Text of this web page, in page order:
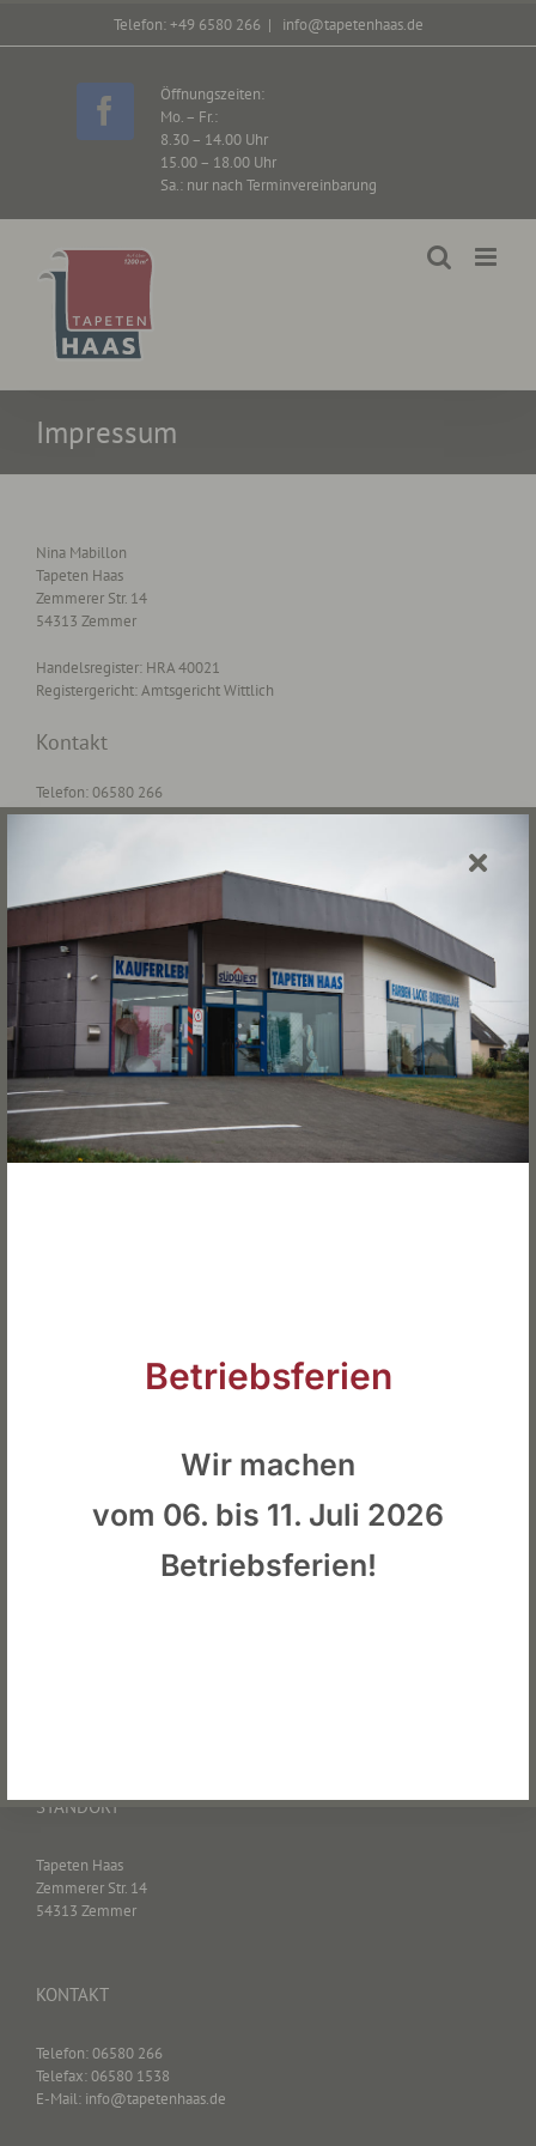
Telefon: +49 6580 266 | info@tapetenhaas.de
Facebook
Öffnungszeiten:
Mo. – Fr.:
8.30 – 14.00 Uhr
15.00 – 18.00 Uhr
Sa.: nur nach Terminvereinbarung
Impressum
Nina Mabillon
Tapeten Haas
Zemmerer Str. 14
54313 Zemmer
Handelsregister: HRA 40021
Registergericht: Amtsgericht Wittlich
Kontakt
Telefon: 06580 266
Telefax: 06580 1538
Umsatzsteuer-ID
Umsatzsteuer-Identifikationsnummer gemäß § 27 a
Umsatzsteuergesetz:
DE 297 520 922
Redaktionell verantwortlich
Nina Mabillon
Zemmerer Str. 14
54313 Zemmer
web You up – Internetservice Frank Schulz
STANDORT
Tapeten Haas
Zemmerer Str. 14
54313 Zemmer
KONTAKT
Telefon: 06580 266
Telefax: 06580 1538
E-Mail: info@tapetenhaas.de
Betriebsferien
Wir machen
vom 06. bis 11. Juli 2026
Betriebsferien!